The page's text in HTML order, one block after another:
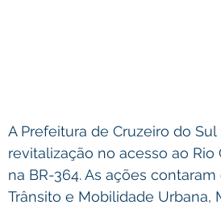
A Prefeitura de Cruzeiro do
revitalização no acesso ao
na BR-364. As ações
Trânsito e Mobilidade Urbana,